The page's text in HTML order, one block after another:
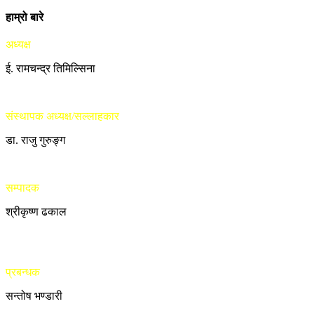
हाम्रो बारे
अध्यक्ष
ई. रामचन्द्र तिमिल्सिना
संस्थापक अध्यक्ष/सल्लाहकार
डा. राजु गुरुङ्ग
सम्पादक
श्रीकृष्ण ढकाल
प्रबन्धक
सन्तोष भण्डारी